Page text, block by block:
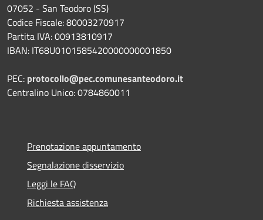
07052 - San Teodoro (SS)
Codice Fiscale: 80003270917
Partita IVA: 00913810917
IBAN: IT68U0101585420000000001850
PEC: protocollo@pec.comunesanteodoro.it
Centralino Unico: 0784860011
Prenotazione appuntamento
Segnalazione disservizio
Leggi le FAQ
Richiesta assistenza